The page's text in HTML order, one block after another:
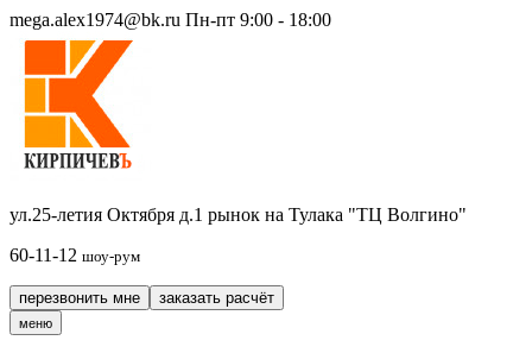
mega.alex1974@bk.ru Пн-пт 9:00 - 18:00
ул.25-летия Октября д.1 рынок на Тулака "ТЦ Волгино"
60-11-12 шоу-рум
перезвонить мне заказать расчёт
меню